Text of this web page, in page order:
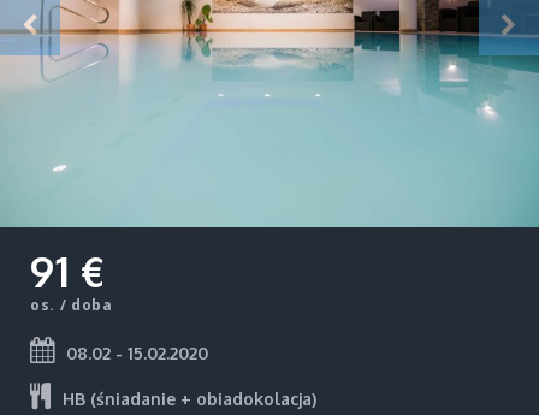
91 €
os. / doba
08.02 - 15.02.2020
HB (śniadanie + obiadokolacja)